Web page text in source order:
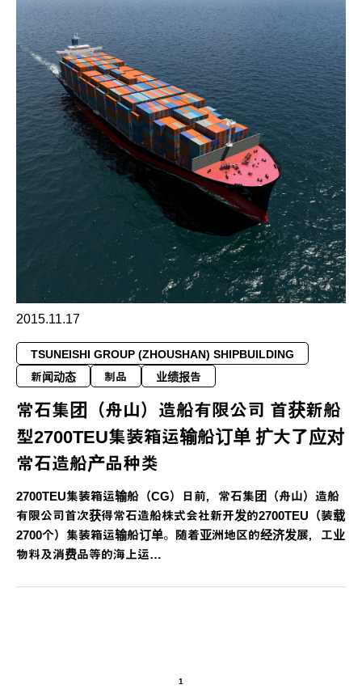
2015.11.17
TSUNEISHI GROUP (ZHOUSHAN) SHIPBUILDING
新闻动态
制品 业绩报告
常石集团（舟山）造船有限公司 首获新船
型2700TEU集装箱运输船订单 扩大了应对
常石造船产品种类
2700TEU集装箱运输船（CG）日前，常石集团（舟山）造船
有限公司首次获得常石造船株式会社新开发的2700TEU（装载
2700个）集装箱运输船订单。随着亚洲地区的经济发展，工业
物料及消费品等的海上运…
1